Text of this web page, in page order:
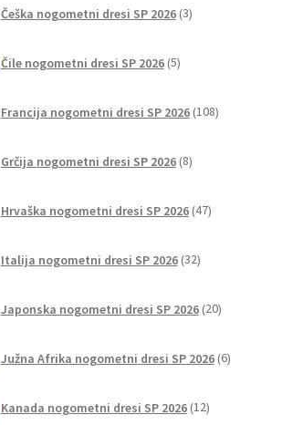
Češka nogometni dresi SP 2026 3izdelki
Čile nogometni dresi SP 2026 5izdelkov
Francija nogometni dresi SP 2026 108izdelkov
Grčija nogometni dresi SP 2026 8izdelkov
Hrvaška nogometni dresi SP 2026 47izdelkov
Italija nogometni dresi SP 2026 32izdelkov
Japonska nogometni dresi SP 2026 20izdelkov
Južna Afrika nogometni dresi SP 2026 6izdelkov
Kanada nogometni dresi SP 2026 12izdelkov